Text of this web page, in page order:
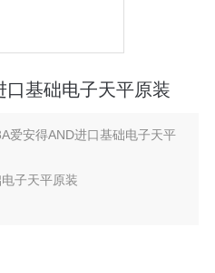
口基础电子天平原装
爱安得AND进口基础电子天平
子天平原装